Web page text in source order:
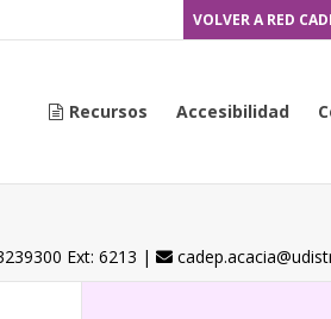
VOLVER A RED
Recursos Accesibilidad
Ext: 6213 | Email